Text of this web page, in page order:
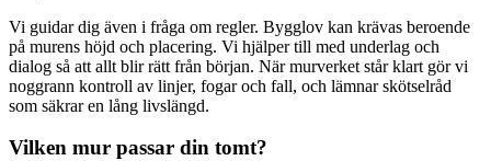
Vi guidar dig även i fråga om regler. Bygglov kan krävas beroende
på murens höjd och placering. Vi hjälper till med underlag och
dialog så att allt blir rätt från början. När murverket står klart gör vi
noggrann kontroll av linjer, fogar och fall, och lämnar skötselråd
som säkrar en lång livslängd.
Vilken mur passar din tomt?